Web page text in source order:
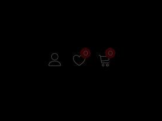
0 0